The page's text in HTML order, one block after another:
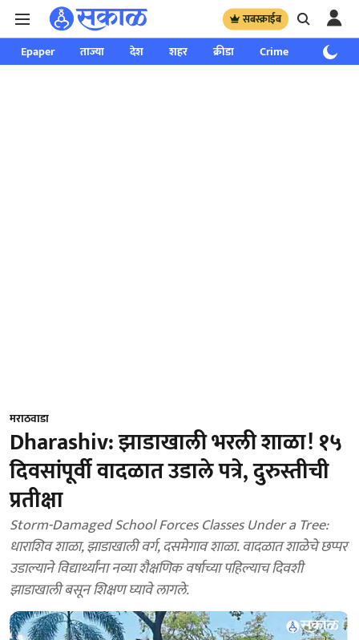
सबस्क्राईब
Epaper ताज्या देश शहर क्रीडा Crime साप्ताहिक
मराठवाडा
Dharashiv: झाडाखाली भरली शाळा! १५
दिवसांपूर्वी वादळात उडाले पत्रे, दुरुस्तीची
प्रतीक्षा
Storm-Damaged School Forces Classes Under a Tree:
धाराशिव शाळा, झाडाखाली वर्ग, दसमेगाव शाळा. वादळात शाळेचे छप्पर
उडाल्याने विद्यार्थ्यांना नव्या शैक्षणिक वर्षाच्या पहिल्याच दिवशी
झाडाखाली बसून शिक्षण घ्यावे लागले.